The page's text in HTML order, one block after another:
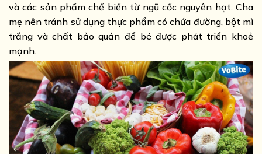
và các sản phẩm chế biến từ ngũ cốc nguyên hạt. Cha
mẹ nên tránh sử dụng thực phẩm có chứa đường, bột mì
trắng và chất bảo quản để bé được phát triển khoẻ
mạnh.